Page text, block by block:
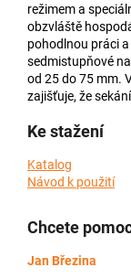
režimem a
obzvláště
pohodlnou práci
sedmistupňové
od 25 do 75 mm.
zajišťuje, že
Ke stažení
Katalog
Návod k použití
Chcete
Jan Březina